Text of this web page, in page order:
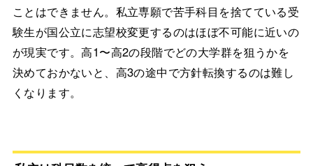
ことはできません。私立専願で苦手科目を捨てている受
験生が国公立に志望校変更するのはほぼ不可能に近いの
が現実です。高1〜高2の段階でどの大学群を狙うかを
決めておかないと、高3の途中で方針転換するのは難し
くなります。